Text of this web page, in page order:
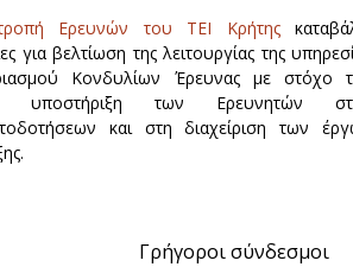
Ερευνών του ΤΕΙ Κρήτης
για βελτίωση της λειτουργίας της
Κονδυλίων Έρευνας με στόχο
υποστήριξη των Ερευνητών
και στη διαχείριση των
Γρήγοροι σύνδεσμοι